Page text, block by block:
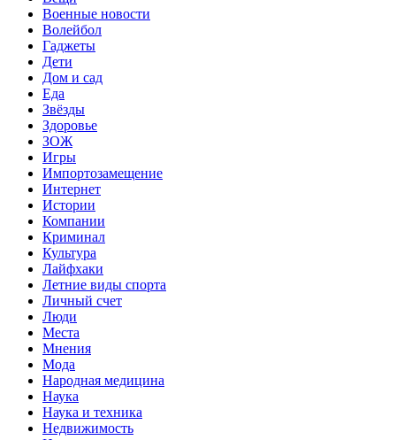
Военные новости
Волейбол
Гаджеты
Дети
Дом и сад
Еда
Звёзды
Здоровье
ЗОЖ
Игры
Импортозамещение
Интернет
Истории
Компании
Криминал
Культура
Лайфхаки
Летние виды спорта
Личный счет
Люди
Места
Мнения
Мода
Народная медицина
Наука
Наука и техника
Недвижимость